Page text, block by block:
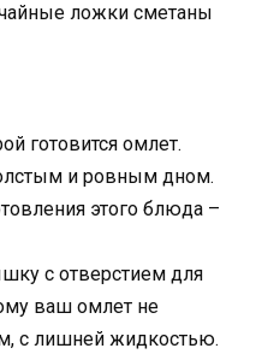
ложки сметаны
готовится омлет.
и ровным дном.
этого блюда –
с отверстием для
ваш омлет не
с лишней жидкостью.